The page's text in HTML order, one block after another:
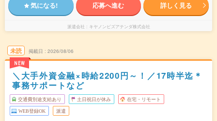
気になる! 応募へ進む 詳しく見る
派遣会社 キヤノンビズアテンダ株式会社
未読
NEW
掲載日 2026/08/06
＼大手外資金融×時給2200円～！／17時半迄＊
事務サポートなど
交通費別途支給あり 土日祝日が休み 在宅・リモート
WEB登録OK 派遣